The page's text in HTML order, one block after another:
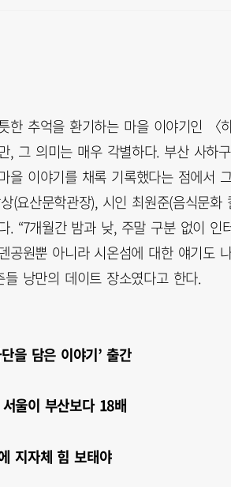
한 추억을 환기하는 마을 이야기인 〈
, 그 의미는 매우 각별하다. 부산 사하
을 이야기를 채록 기록했다는 점에서
(요산문학관장), 시인 최원준(음식문
. “7개월간 밤과 낮, 주말 구분 없이 인
공원뿐 아니라 시온섬에 대한 얘기도
들 낭만의 데이트 장소였다고 한다.
을 담은 이야기’ 출간
울이 부산보다 18배
지자체 힘 보태야